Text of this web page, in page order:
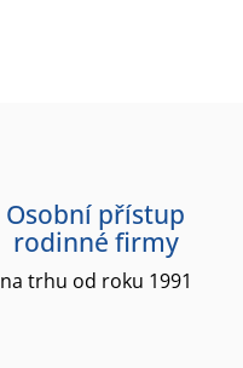
Osobní přístup
rodinné firmy
na trhu od roku 1991